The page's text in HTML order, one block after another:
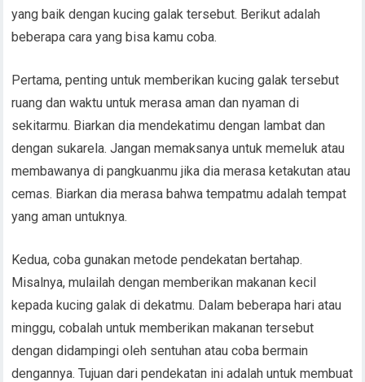
yang baik dengan kucing galak tersebut. Berikut adalah
beberapa cara yang bisa kamu coba.
Pertama, penting untuk memberikan kucing galak tersebut
ruang dan waktu untuk merasa aman dan nyaman di
sekitarmu. Biarkan dia mendekatimu dengan lambat dan
dengan sukarela. Jangan memaksanya untuk memeluk atau
membawanya di pangkuanmu jika dia merasa ketakutan atau
cemas. Biarkan dia merasa bahwa tempatmu adalah tempat
yang aman untuknya.
Kedua, coba gunakan metode pendekatan bertahap.
Misalnya, mulailah dengan memberikan makanan kecil
kepada kucing galak di dekatmu. Dalam beberapa hari atau
minggu, cobalah untuk memberikan makanan tersebut
dengan didampingi oleh sentuhan atau coba bermain
dengannya. Tujuan dari pendekatan ini adalah untuk membuat